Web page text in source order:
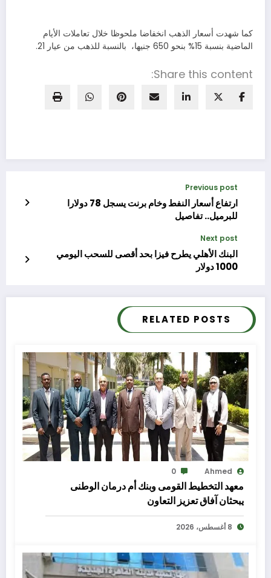
كما شهدت أسعار الذهب انخفاضا ملحوظا خلال تعاملات الأيام
الماضية بنسبة 15% بنحو 650 جنيها، بالنسبة للذهب من عيار 21.
Share this content:
Previous post
ارتفاع أسعار النفط وخام برنت يسجل 78 دولارا
للبرميل.. تفاصيل
Next post
البنك الأهلي يطرح فيزا بحد أقصى للسحب اليومي
1000 دولار
RELATED POSTS
Ahmed
0
معهد التخطيط القومى وبنك أم درمان الوطنى
يبحثان آفاق تعزيز التعاون
8 أغسطس، 2026